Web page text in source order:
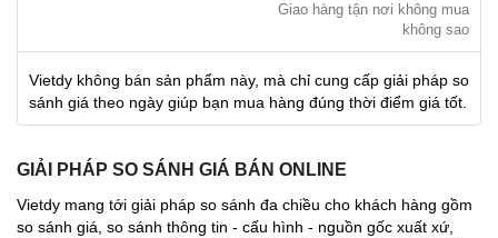
Giao hàng tận nơi không mua
không sao
Vietdy không bán sản phẩm này, mà chỉ cung cấp giải pháp so
sánh giá theo ngày giúp bạn mua hàng đúng thời điểm giá tốt.
GIẢI PHÁP SO SÁNH GIÁ BÁN ONLINE
Vietdy mang tới giải pháp so sánh đa chiều cho khách hàng gồm
so sánh giá, so sánh thông tin - cấu hình - nguồn gốc xuất xứ,